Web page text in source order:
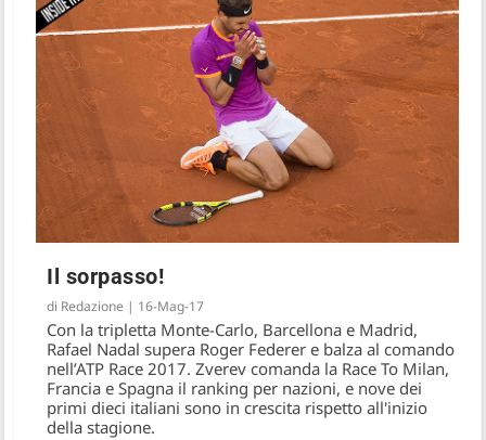
Il sorpasso!
di Redazione | 16-Mag-17
Con la tripletta Monte-Carlo, Barcellona e Madrid,
Rafael Nadal supera Roger Federer e balza al comando
nell’ATP Race 2017. Zverev comanda la Race To Milan,
Francia e Spagna il ranking per nazioni, e nove dei
primi dieci italiani sono in crescita rispetto all'inizio
della stagione.